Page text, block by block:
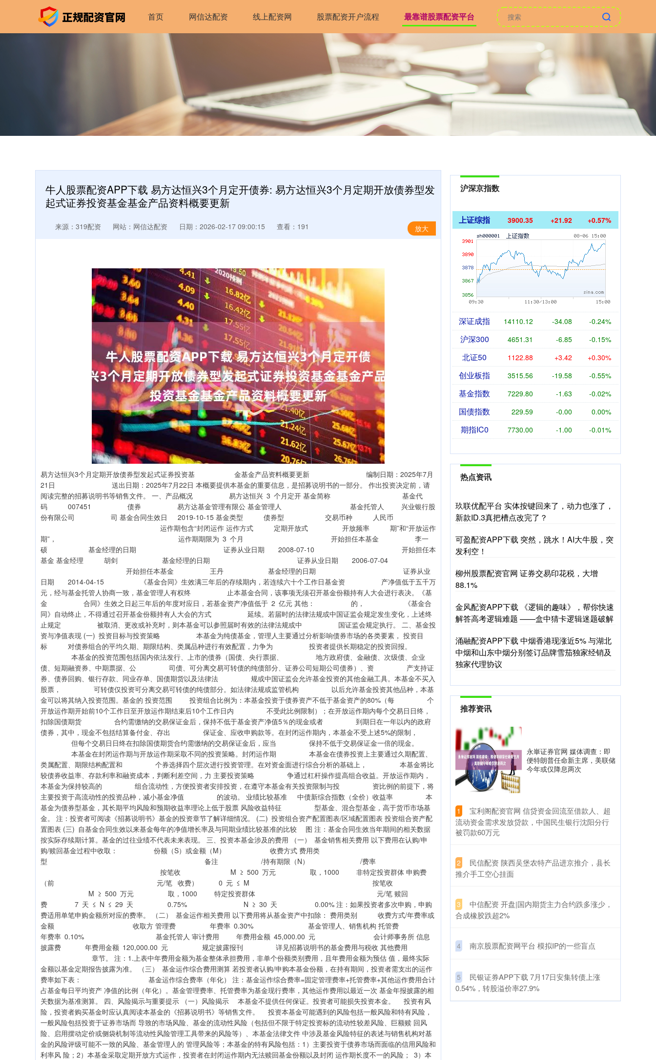
首页 网信达配资 线上配资网 股票配资开户流程 最靠谱股票配资平台
牛人股票配资APP下载 易方达恒兴3个月定开债券: 易方达恒兴3个月定期开放债券型发
起式证券投资基金基金产品资料概要更新
放大
来源：319配资 网站：网信达配资 日期：2026-02-17 09:00:15 查看：191
易方达恒兴3个月定期开放债券型发起式证券投资基 金基金产品资料概要更新 编制日期：2025年7月
21日 送出日期：2025年7月22日 本概要提供本基金的重要信息，是招募说明书的一部分。 作出投资决定前，请
阅读完整的招募说明书等销售文件。 一、产品概况 易方达恒兴 3 个月定开 基金简称 基金代
码 007451 债券 易方达基金管理有限公 基金管理人 基金托管人 兴业银行股
份有限公司 司 基金合同生效日 2019-10-15 基金类型 债券型 交易币种 人民币
运作期包含“封闭运作 运作方式 定期开放式 开放频率 期”和“开放运作
期”， 运作期期限为 3 个月 开始担任本基金 李一
硕 基金经理的日期 证券从业日期 2008-07-10 开始担任本
基金 基金经理 胡剑 基金经理的日期 证券从业日期 2006-07-04
开始担任本基金 王丹 基金经理的日期 证券从业
日期 2014-04-15 《基金合同》生效满三年后的存续期内，若连续六十个工作日基金资 产净值低于五千万
元，经与基金托管人协商一致，基金管理人有权终 止本基金合同，该事项无须召开基金份额持有人大会进行表决。《基
金 合同》生效之日起三年后的年度对应日，若基金资产净值低于 2 亿元 其他： 的， 《基金合
同》自动终止，不得通过召开基金份额持有人大会的方式 延续。若届时的法律法规或中国证监会规定发生变化，上述终
止规定 被取消、更改或补充时，则本基金可以参照届时有效的法律法规或中 国证监会规定执行。 二、基金投
资与净值表现 (一) 投资目标与投资策略 本基金为纯债基金，管理人主要通过分析影响债券市场的各类要素， 投资目
标 对债券组合的平均久期、期限结构、类属品种进行有效配置，力争为 投资者提供长期稳定的投资回报。
本基金的投资范围包括国内依法发行、上市的债券（国债、央行票据、 地方政府债、金融债、次级债、企业
债、短期融资券、中期票据、公 司债、可分离交易可转债的纯债部分、证券公司短期公司债券）、资 产支持证
券、债券回购、银行存款、同业存单、国债期货以及法律法 规或中国证监会允许基金投资的其他金融工具。本基金不买入
股票， 可转债仅投资可分离交易可转债的纯债部分。如法律法规或监管机构 以后允许基金投资其他品种，本基
金可以将其纳入投资范围。基金的 投资范围 投资组合比例为：本基金投资于债券资产不低于基金资产的80%（每 个
开放运作期开始前10个工作日至开放运作期结束后10个工作日内 不受此比例限制）；在开放运作期内每个交易日日终，
扣除国债期货 合约需缴纳的交易保证金后，保持不低于基金资产净值5％的现金或者 到期日在一年以内的政府
债券，其中，现金不包括结算备付金、存出 保证金、应收申购款等。在封闭运作期内，本基金不受上述5%的限制，
但每个交易日日终在扣除国债期货合约需缴纳的交易保证金后，应当 保持不低于交易保证金一倍的现金。
本基金在封闭运作期与开放运作期采取不同的投资策略。封闭运作期 本基金在债券投资上主要通过久期配置、
类属配置、期限结构配置和 个券选择四个层次进行投资管理。在对资金面进行综合分析的基础上， 本基金将比
较债券收益率、存款利率和融资成本，判断利差空间，力 主要投资策略 争通过杠杆操作提高组合收益。开放运作期内，
本基金为保持较高的 组合流动性，方便投资者安排投资，在遵守本基金有关投资限制与投 资比例的前提下，将
主要投资于高流动性的投资品种，减小基金净值 的波动。 业绩比较基准 中债新综合指数（全价）收益率 本
基金为债券型基金，其长期平均风险和预期收益率理论上低于股票 风险收益特征 型基金、混合型基金，高于货币市场基
金。 注：投资者可阅读《招募说明书》基金的投资章节了解详细情况。 (二) 投资组合资产配置图表/区域配置图表 投资组合资产配
置图表 (三) 自基金合同生效以来基金每年的净值增长率及与同期业绩比较基准的比较 图 注：基金合同生效当年期间的相关数据
按实际存续期计算。基金的过往业绩不代表未来表现。 三、投资本基金涉及的费用 （一） 基金销售相关费用 以下费用在认购/申
购/赎回基金过程中收取： 份额（S）或金额（M） 收费方式 费用类
型 备注 /持有期限（N） /费率
按笔收 M ≥ 500 万元 取，1000 非特定投资群体 申购费
（前 元/笔 收费） 0 元 ≤ M 按笔收
M ≥ 500 万元 取，1000 特定投资群体 元/笔 赎回
费 7 天 ≤ N ≤ 29 天 0.75% N ≥ 30 天 0.00% 注：如果投资者多次申购，申购
费适用单笔申购金额所对应的费率。 （二） 基金运作相关费用 以下费用将从基金资产中扣除： 费用类别 收费方式/年费率或
金额 收取方 管理费 年费率 0.30% 基金管理人、销售机构 托管费
年费率 0.10% 基金托管人 审计费用 年费用金额 45,000.00 元 会计师事务所 信息
披露费 年费用金额 120,000.00 元 规定披露报刊 详见招募说明书的基金费用与税收 其他费用
章节。 注：1.上表中年费用金额为基金整体承担费用，非单个份额类别费用，且年费用金额为预估 值，最终实际
金额以基金定期报告披露为准。 （三） 基金运作综合费用测算 若投资者认购/申购本基金份额，在持有期间，投资者需支出的运作
费率如下表： 基金运作综合费率（年化） 注：基金运作综合费率=固定管理费率+托管费率+其他运作费用合计
占基金每日平均资产 净值的比例（年化）。基金管理费率、托管费率为基金现行费率，其他运作费用以最近一次 基金年报披露的相
关数据为基准测算。 四、风险揭示与重要提示 （一）风险揭示 本基金不提供任何保证。投资者可能损失投资本金。 投资有风
险，投资者购买基金时应认真阅读本基金的《招募说明书》等销售文件。 投资本基金可能遇到的风险包括一般风险和特有风险，
一般风险包括投资于证券市场而 导致的市场风险、基金的流动性风险（包括但不限于特定投资标的流动性较差风险、巨额赎 回风
险、启用摆动定价或侧袋机制等流动性风险管理工具带来的风险等）、本基金法律文件 中涉及基金风险特征的表述与销售机构对基
金的风险评级可能不一致的风险、基金管理人的 管理风险等；本基金的特有风险包括：1）主要投资于债券市场而面临的信用风险和
利率风 险；2）本基金采取定期开放方式运作，投资者在封闭运作期内无法赎回基金份额以及封闭 运作期长度不一的风险； 3）本
沪深京指数
上证综指 3900.35 +21.92 +0.57%
深证成指 14110.12 -34.08 -0.24%
沪深300 4651.31 -6.85 -0.15%
北证50 1122.88 +3.42 +0.30%
创业板指 3515.56 -19.58 -0.55%
基金指数 7229.80 -1.63 -0.02%
国债指数 229.59 -0.00 0.00%
期指IC0 7730.00 -1.00 -0.01%
热点资讯
玖联优配平台 实体按键回来了，动力也涨了，
新款ID.3真把槽点改完了？
可盈配资APP下载 突然，跳水！AI大牛股，突
发利空！
柳州股票配资官网 证券交易印花税，大增
88.1%
金风配资APP下载 《逻辑的趣味》，帮你快速
解答高考逻辑难题 ——盒中猜卡逻辑迷题破解
涌融配资APP下载 中烟香港现涨近5% 与湖北
中烟和山东中烟分别签订品牌雪茄独家经销及
独家代理协议
推荐资讯
永崋证券官网 媒体调查：即
便特朗普任命新主席，美联储
今年或仅降息两次
1
​宝利阁配资官网 信贷资金回流至借款人、超
流动资金需求发放贷款，中国民生银行沈阳分行
被罚款60万元
2
​民信配资 陕西吴堡农特产品进京推介，县长
推介手工空心挂面
3
​中信配资 开盘|国内期货主力合约跌多涨少，
合成橡胶跌超2%
4 ​南京股票配资网平台 模拟IP的一些盲点
5
​民银证券APP下载 7月17日安集转债上涨
0.54%，转股溢价率27.9%